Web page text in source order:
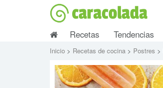
caracolada
Recetas Tendencias
Inicio > Recetas de cocina > Postres >